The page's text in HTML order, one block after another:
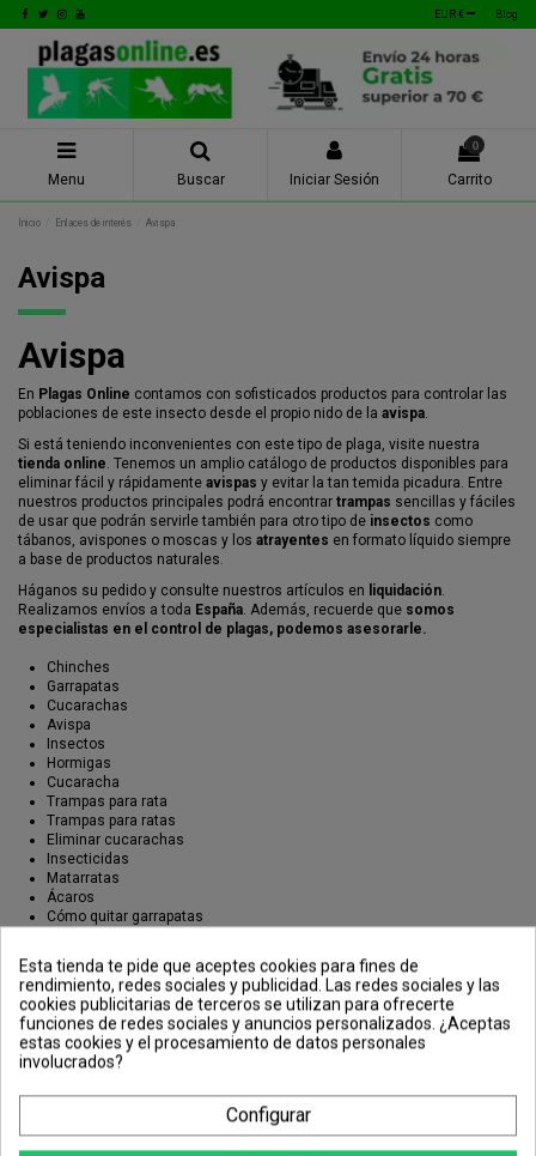
EUR € Blog
Menu Buscar Iniciar Sesión
0
Carrito
Inicio Enlaces de interés Avispa
Avispa
Avispa
En Plagas Online contamos con sofisticados productos para controlar las
poblaciones de este insecto desde el propio nido de la avispa.
Si está teniendo inconvenientes con este tipo de plaga, visite nuestra
tienda online. Tenemos un amplio catálogo de productos disponibles para
eliminar fácil y rápidamente avispas y evitar la tan temida picadura. Entre
nuestros productos principales podrá encontrar trampas sencillas y fáciles
de usar que podrán servirle también para otro tipo de insectos como
tábanos, avispones o moscas y los atrayentes en formato líquido siempre
a base de productos naturales.
Háganos su pedido y consulte nuestros artículos en liquidación
Realizamos envíos a toda España . Además, recuerde que somos
especialistas en el control de plagas, podemos asesorarle.
Chinches
Garrapatas
Cucarachas
Avispa
Insectos
Hormigas
Cucaracha
Trampas para rata
Trampas para ratas
Eliminar cucarachas
Insecticidas
Matarratas
Ácaros
Cómo quitar garrapatas
Fumigar cucarachas
Eliminar chinches
Trampas para cucarachas
Veneno para cucarachas
Veneno ratas
Suscríbete al boletín
Esta tienda te pide que aceptes cookies para fines de
rendimiento, redes sociales y publicidad. Las redes sociales y las
cookies publicitarias de terceros se utilizan para ofrecerte
funciones de redes sociales y anuncios personalizados. ¿Aceptas
estas cookies y el procesamiento de datos personales
involucrados?
Configurar